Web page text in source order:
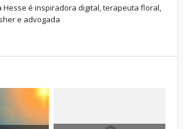
Hesse é inspiradora digital, terapeuta floral,
e advogada